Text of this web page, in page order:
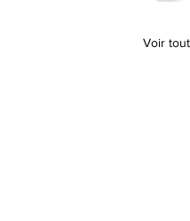
Voir tout